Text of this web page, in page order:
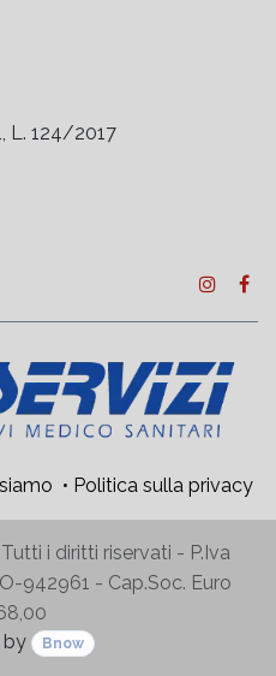
L. 124/2017
• Politica sulla privacy
i diritti riservati - P.Iva
942961 - Cap.Soc. Euro
by
Bnow